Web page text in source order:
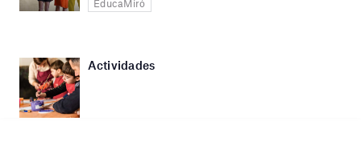
EducaMiró
Actividades